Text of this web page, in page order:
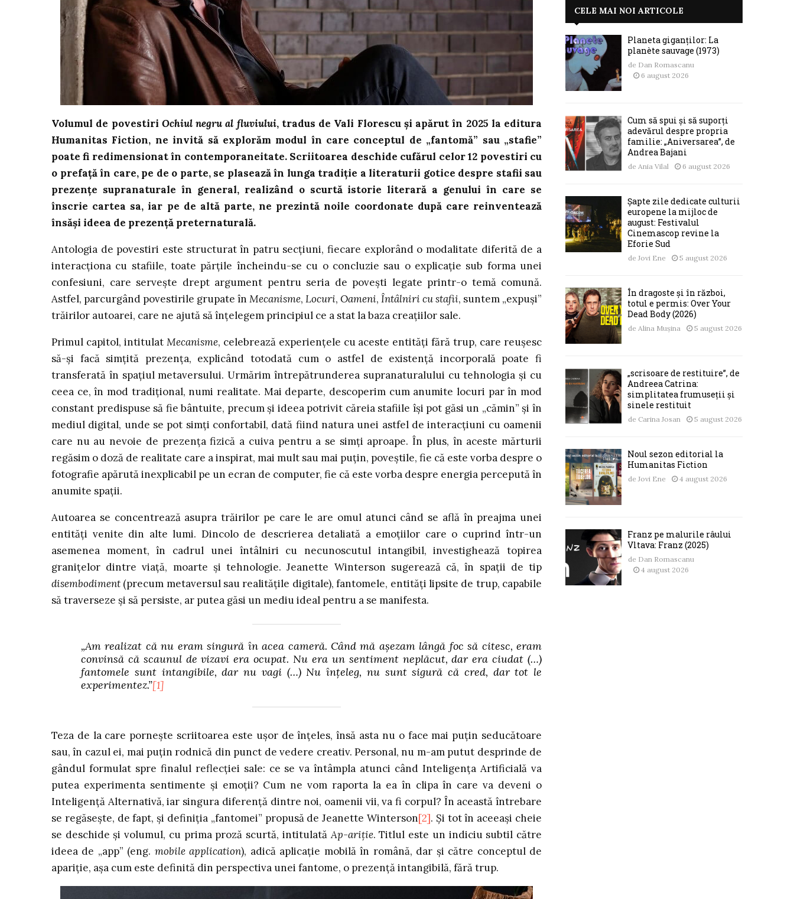
Volumul de povestiri Ochiul negru al fluviului, tradus de Vali Florescu și apărut în 2025 la editura
Humanitas Fiction, ne invită să explorăm modul în care conceptul de „fantomă” sau „stafie”
poate fi redimensionat în contemporaneitate. Scriitoarea deschide cufărul celor 12 povestiri cu
o prefață în care, pe de o parte, se plasează în lunga tradiție a literaturii gotice despre stafii sau
prezențe supranaturale în general, realizând o scurtă istorie literară a genului în care se
înscrie cartea sa, iar pe de altă parte, ne prezintă noile coordonate după care reinventează
însăși ideea de prezență preternaturală.
Antologia de povestiri este structurat în patru secțiuni, fiecare explorând o modalitate diferită de a
interacționa cu stafiile, toate părțile încheindu-se cu o concluzie sau o explicație sub forma unei
confesiuni, care servește drept argument pentru seria de povești legate printr-o temă comună.
Astfel, parcurgând povestirile grupate în Mecanisme, Locuri, Oameni, Întâlniri cu stafii, suntem „expuși”
trăirilor autoarei, care ne ajută să înțelegem principiul ce a stat la baza creațiilor sale.
Primul capitol, intitulat Mecanisme, celebrează experiențele cu aceste entități fără trup, care reușesc
să-și facă simțită prezența, explicând totodată cum o astfel de existență incorporală poate fi
transferată în spațiul metaversului. Urmărim întrepătrunderea supranaturalului cu tehnologia și cu
ceea ce, în mod tradițional, numi realitate. Mai departe, descoperim cum anumite locuri par în mod
constant predispuse să fie bântuite, precum și ideea potrivit căreia stafiile își pot găsi un „cămin” și în
mediul digital, unde se pot simți confortabil, dată fiind natura unei astfel de interacțiuni cu oamenii
care nu au nevoie de prezența fizică a cuiva pentru a se simți aproape. În plus, în aceste mărturii
regăsim o doză de realitate care a inspirat, mai mult sau mai puțin, poveștile, fie că este vorba despre o
fotografie apărută inexplicabil pe un ecran de computer, fie că este vorba despre energia percepută în
anumite spații.
Autoarea se concentrează asupra trăirilor pe care le are omul atunci când se află în preajma unei
entități venite din alte lumi. Dincolo de descrierea detaliată a emoțiilor care o cuprind într-un
asemenea moment, în cadrul unei întâlniri cu necunoscutul intangibil, investighează topirea
granițelor dintre viață, moarte și tehnologie. Jeanette Winterson sugerează că, în spații de tip
disembodiment (precum metaversul sau realitățile digitale), fantomele, entități lipsite de trup, capabile
să traverseze și să persiste, ar putea găsi un mediu ideal pentru a se manifesta.
„Am realizat că nu eram singură în acea cameră. Când mă așezam lângă foc să citesc, eram
convinsă că scaunul de vizavi era ocupat. Nu era un sentiment neplăcut, dar era ciudat (…)
fantomele sunt intangibile, dar nu vagi (…) Nu înțeleg, nu sunt sigură că cred, dar tot le
experimentez.”[1]
Teza de la care pornește scriitoarea este ușor de înțeles, însă asta nu o face mai puțin seducătoare
sau, în cazul ei, mai puțin rodnică din punct de vedere creativ. Personal, nu m-am putut desprinde de
gândul formulat spre finalul reflecției sale: ce se va întâmpla atunci când Inteligența Artificială va
putea experimenta sentimente și emoții? Cum ne vom raporta la ea în clipa în care va deveni o
Inteligență Alternativă, iar singura diferență dintre noi, oamenii vii, va fi corpul? În această întrebare
se regăsește, de fapt, și definiția „fantomei” propusă de Jeanette Winterson[2]. Și tot în aceeași cheie
se deschide și volumul, cu prima proză scurtă, intitulatăAp-ariție. Titlul este un indiciu subtil către
ideea de „app” (eng. mobile application), adică aplicație mobilă în română, dar și către conceptul de
apariție, așa cum este definită din perspectiva unei fantome, o prezență intangibilă, fără trup.
CELE MAI NOI ARTICOLE
Planeta giganților: La
planète sauvage (1973)
de Dan Romascanu
6 august 2026
Cum să spui și să suporți
adevărul despre propria
familie: „Aniversarea”, de
Andrea Bajani
de Ania Vilal 6 august 2026
Șapte zile dedicate culturii
europene la mijloc de
august: Festivalul
Cinemascop revine la
Eforie Sud
de Jovi Ene 5 august 2026
În dragoste și în război,
totul e permis: Over Your
Dead Body (2026)
de Alina Mușina 5 august 2026
„scrisoare de restituire”, de
Andreea Catrina:
simplitatea frumuseții și
sinele restituit
de Carina Josan 5 august 2026
Noul sezon editorial la
Humanitas Fiction
de Jovi Ene 4 august 2026
Franz pe malurile râului
Vltava: Franz (2025)
de Dan Romascanu
4 august 2026